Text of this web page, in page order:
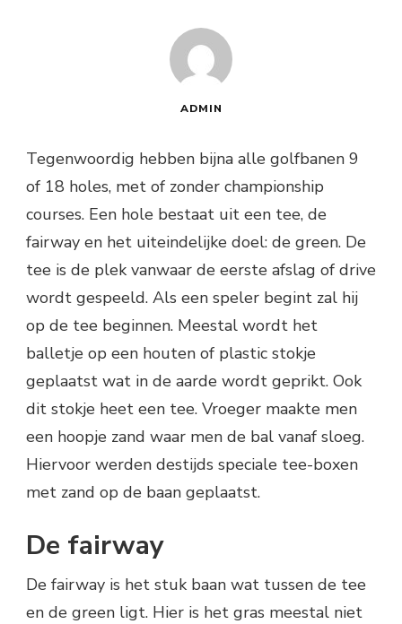
ADMIN
Tegenwoordig hebben bijna alle golfbanen 9
of 18 holes, met of zonder championship
courses. Een hole bestaat uit een tee, de
fairway en het uiteindelijke doel: de green. De
tee is de plek vanwaar de eerste afslag of drive
wordt gespeeld. Als een speler begint zal hij
op de tee beginnen. Meestal wordt het
balletje op een houten of plastic stokje
geplaatst wat in de aarde wordt geprikt. Ook
dit stokje heet een tee. Vroeger maakte men
een hoopje zand waar men de bal vanaf sloeg.
Hiervoor werden destijds speciale tee-boxen
met zand op de baan geplaatst.
De fairway
De fairway is het stuk baan wat tussen de tee
en de green ligt. Hier is het gras meestal niet